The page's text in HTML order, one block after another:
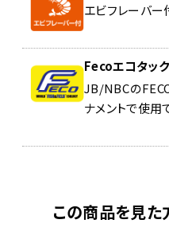
エビフレーバー
Fecoエコタッ
JB/NBCの
ナメントで使用
この商品を見